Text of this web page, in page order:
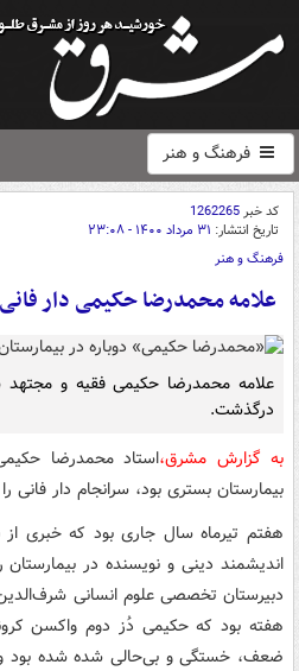
فرهنگ و هنر
کد خبر1262265
تاریخ انتشار: ۳۱ مرداد ۱۴۰۰ - ۲۳:۰۸
فرهنگ و هنر
علامه محمدرضا حکیمی دار
علامه محمدرضا حکیمی فقیه و مجتهد
درگذشت.
به گزارش مشرق،استاد محمدرضا
بیمارستان بستری بود، سرانجام دار فانی
هفتم تیرماه سال جاری بود که خبری
اندیشمند دینی و نویسنده در
دبیرستان تخصصی علوم ‌انسانی
هفته بود که حکیمی دُز دوم واکسن
ضعف، خستگی و بی‌حالی شده شده بود